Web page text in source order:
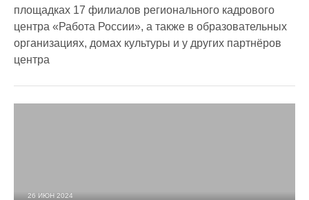
площадках 17 филиалов регионального кадрового
центра «Работа России», а также в образовательных
организациях, домах культуры и у других партнёров
центра
26 ИЮН 2024